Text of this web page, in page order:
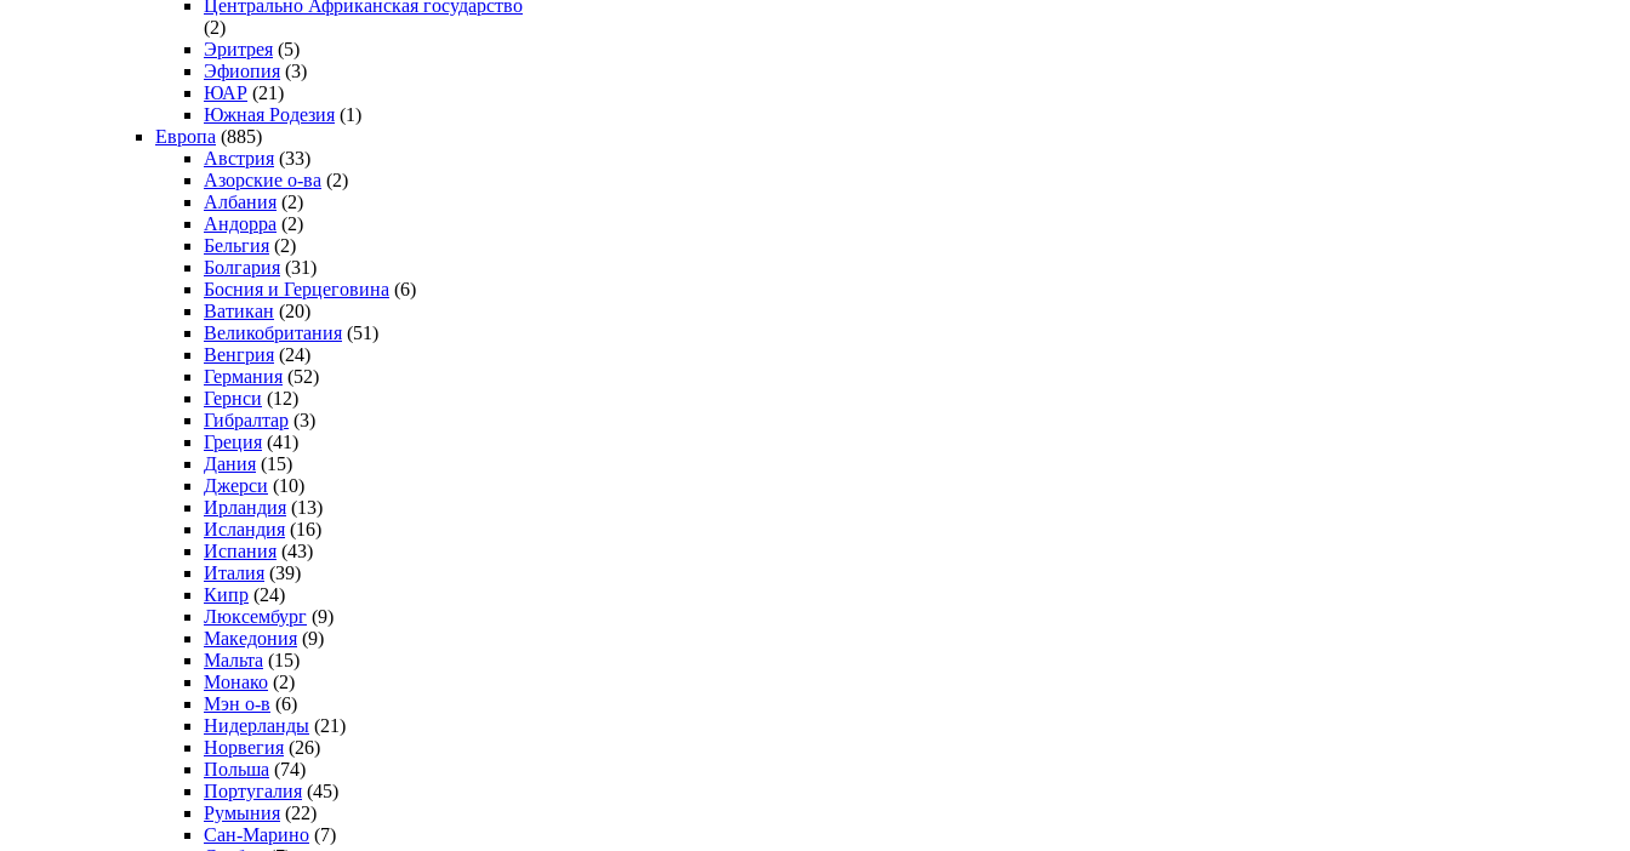
Центрально Африканская государство
(2)
Эритрея (5)
Эфиопия (3)
ЮАР (21)
Южная Родезия (1)
Европа (885)
Австрия (33)
Азорские о-ва (2)
Албания (2)
Андорра (2)
Бельгия (2)
Болгария (31)
Босния и Герцеговина (6)
Ватикан (20)
Великобритания (51)
Венгрия (24)
Германия (52)
Гернси (12)
Гибралтар (3)
Греция (41)
Дания (15)
Джерси (10)
Ирландия (13)
Исландия (16)
Испания (43)
Италия (39)
Кипр (24)
Люксембург (9)
Македония (9)
Мальта (15)
Монако (2)
Мэн о-в (6)
Нидерланды (21)
Норвегия (26)
Польша (74)
Португалия (45)
Румыния (22)
Сан-Марино (7)